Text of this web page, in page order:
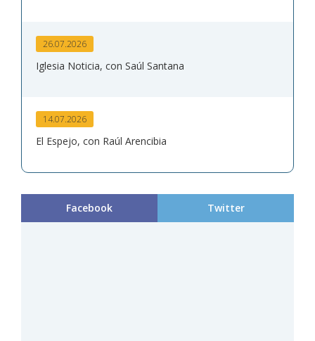
26.07.2026
Iglesia Noticia, con Saúl Santana
14.07.2026
El Espejo, con Raúl Arencibia
Facebook Twitter